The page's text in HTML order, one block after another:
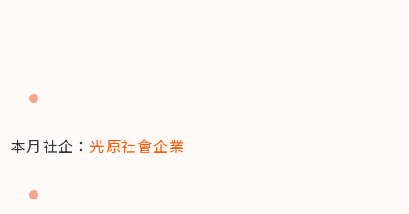
本月社企： 光原社會企業